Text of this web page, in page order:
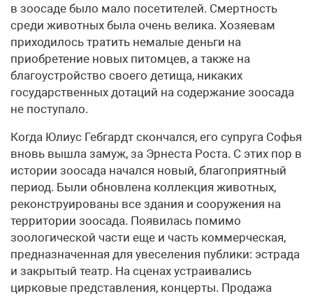
в зоосаде было мало посетителей. Смертность
среди животных была очень велика. Хозяевам
приходилось тратить немалые деньги на
приобретение новых питомцев, а также на
благоустройство своего детища, никаких
государственных дотаций на содержание зоосада
не поступало.
Когда Юлиус Гебгардт скончался, его супруга Софья
вновь вышла замуж, за Эрнеста Роста. С этих пор в
истории зоосада начался новый, благоприятный
период. Были обновлена коллекция животных,
реконструированы все здания и сооружения на
территории зоосада. Появилась помимо
зоологической части еще и часть коммерческая,
предназначенная для увеселения публики: эстрада
и закрытый театр. На сценах устраивались
цирковые представления, концерты. Продажа